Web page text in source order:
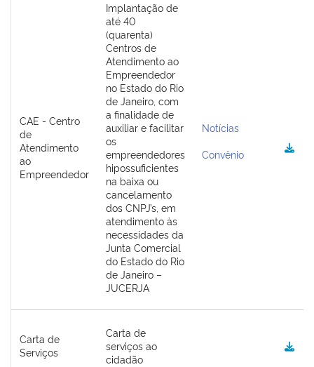
CAE - Centro
de
Atendimento
ao
Empreendedor
Implantação de
até 40
(quarenta)
Centros de
Atendimento ao
Empreendedor
no Estado do Rio
de Janeiro, com
a finalidade de
auxiliar e facilitar
os
empreendedores
hipossuficientes
na baixa ou
cancelamento
dos CNPJ’s, em
atendimento às
necessidades da
Junta Comercial
do Estado do Rio
de Janeiro –
JUCERJA
Notícias
Convênio
Carta de
Serviços
Carta de
serviços ao
cidadão